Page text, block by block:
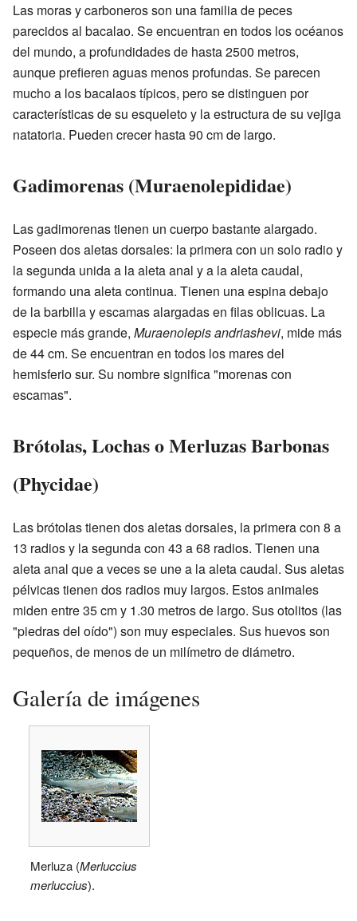
Las moras y carboneros son una familia de peces
parecidos al bacalao. Se encuentran en todos los océanos
del mundo, a profundidades de hasta 2500 metros,
aunque prefieren aguas menos profundas. Se parecen
mucho a los bacalaos típicos, pero se distinguen por
características de su esqueleto y la estructura de su vejiga
natatoria. Pueden crecer hasta 90 cm de largo.
Gadimorenas (Muraenolepididae)
Las gadimorenas tienen un cuerpo bastante alargado.
Poseen dos aletas dorsales: la primera con un solo radio y
la segunda unida a la aleta anal y a la aleta caudal,
formando una aleta continua. Tienen una espina debajo
de la barbilla y escamas alargadas en filas oblicuas. La
especie más grande, Muraenolepis andriashevi, mide más
de 44 cm. Se encuentran en todos los mares del
hemisferio sur. Su nombre significa "morenas con
escamas".
Brótolas, Lochas o Merluzas Barbonas
(Phycidae)
Las brótolas tienen dos aletas dorsales, la primera con 8 a
13 radios y la segunda con 43 a 68 radios. Tienen una
aleta anal que a veces se une a la aleta caudal. Sus aletas
pélvicas tienen dos radios muy largos. Estos animales
miden entre 35 cm y 1.30 metros de largo. Sus otolitos (las
"piedras del oído") son muy especiales. Sus huevos son
pequeños, de menos de un milímetro de diámetro.
Galería de imágenes
Merluza (Merluccius
merluccius).